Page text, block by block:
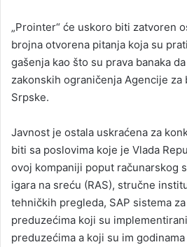
„Prointer“ će uskoro biti zatvoren
brojna otvorena pitanja koja su
gašenja kao što su prava banaka
zakonskih ograničenja Agencije
Srpske.
Javnost je ostala uskraćena za
biti sa poslovima koje je Vlada
ovoj kompaniji poput računarskog
igara na sreću (RAS), stručne
tehničkih pregleda, SAP sistema
preduzećima koji su
preduzećima a koji su im